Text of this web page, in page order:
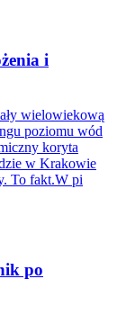
i
wielowiekową
poziomu wód
koryta
w Krakowie
To fakt.W pi
po